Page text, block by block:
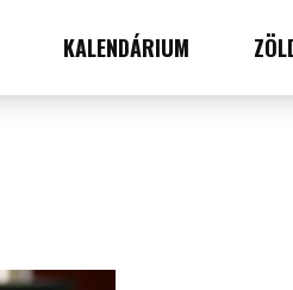
KALENDÁRIUM